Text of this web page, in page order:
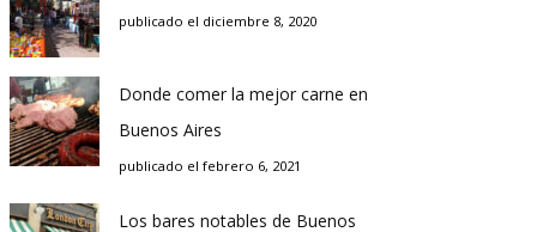
publicado el diciembre 8, 2020
Donde comer la mejor carne en
Buenos Aires
publicado el febrero 6, 2021
Los bares notables de Buenos